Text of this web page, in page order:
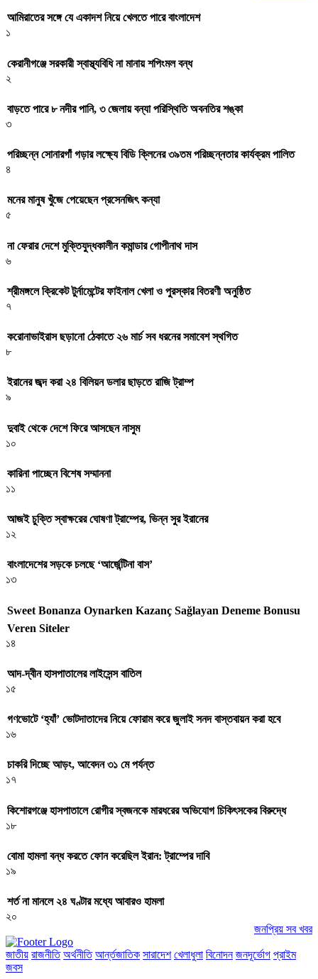
আমিরাতের সঙ্গে যে একাদশ নিয়ে খেলতে পারে বাংলাদেশ
১
কেরানীগঞ্জে সরকারী স্বাস্থ্যবিধি না মানায় শপিংমল বন্ধ
২
বাড়তে পারে ৮ নদীর পানি, ৩ জেলায় বন্যা পরিস্থিতি অবনতির শঙ্কা
৩
পরিচ্ছন্ন সোনারগাঁ গড়ার লক্ষ্যে বিডি ক্লিনের ৩৯তম পরিচ্ছন্নতার কার্যক্রম পালিত
৪
মনের মানুষ খুঁজে পেয়েছেন প্রসেনজিৎ কন্যা
৫
না ফেরার দেশে মুক্তিযুদ্ধকালীন কমান্ডার গোপীনাথ দাস
৬
শ্রীমঙ্গলে ক্রিকেট টুর্নামেন্টের ফাইনাল খেলা ও পুরস্কার বিতরণী অনুষ্ঠিত
৭
করোনাভাইরাস ছড়ানো ঠেকাতে ২৬ মার্চ সব ধরনের সমাবেশ স্থগিত
৮
ইরানের জব্দ করা ২৪ বিলিয়ন ডলার ছাড়তে রাজি ট্রাম্প
৯
দুবাই থেকে দেশে ফিরে আসছেন নাসুম
১০
কারিনা পাচ্ছেন বিশেষ সম্মাননা
১১
আজই চুক্তি স্বাক্ষরের ঘোষণা ট্রাম্পের, ভিন্ন সুর ইরানের
১২
বাংলাদেশের সড়কে চলছে ‘আর্জেন্টিনা বাস’
১৩
Sweet Bonanza Oynarken Kazanç Sağlayan Deneme Bonusu
Veren Siteler
১৪
আদ-দ্বীন হাসপাতালের লাইসেন্স বাতিল
১৫
গণভোটে ‘হ্যাঁ’ ভোটদাতাদের নিয়ে ফোরাম করে জুলাই সনদ বাস্তবায়ন করা হবে
১৬
চাকরি দিচ্ছে আড়ং, আবেদন ৩১ মে পর্যন্ত
১৭
কিশোরগঞ্জে হাসপাতালে রোগীর স্বজনকে মারধরের অভিযোগ চিকিৎসকের বিরুদ্ধে
১৮
বোমা হামলা বন্ধ করতে ফোন করেছিল ইরান: ট্রাম্পের দাবি
১৯
শর্ত না মানলে ২৪ ঘণ্টার মধ্যে আবারও হামলা
২০
জনপ্রিয় সব খবর
জাতীয় রাজনীতি অর্থনীতি আর্ন্তজাতিক সারাদেশ খেলাধুলা বিনোদন জনদূর্ভোগ প্রাইম
জবস